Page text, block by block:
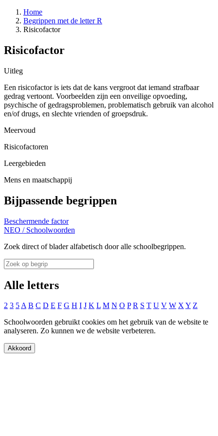
Home
Begrippen met de letter R
Risicofactor
Risicofactor
Uitleg
Een risicofactor is iets dat de kans vergroot dat iemand strafbaar
gedrag vertoont. Voorbeelden zijn een onveilige opvoeding,
psychische of gedragsproblemen, problematisch gebruik van alcohol
en/of drugs, en slechte vrienden of groepsdruk.
Meervoud
Risicofactoren
Leergebieden
Mens en maatschappij
Bijpassende begrippen
Beschermende factor
NEO / Schoolwoorden
Zoek direct of blader alfabetisch door alle schoolbegrippen.
Alle letters
2 3 5A B C D E F G H I J K L M N O P R S T U V W XY Z
Schoolwoorden gebruikt cookies om het gebruik van de website te
analyseren. Zo kunnen we de website verbeteren.
Akkoord